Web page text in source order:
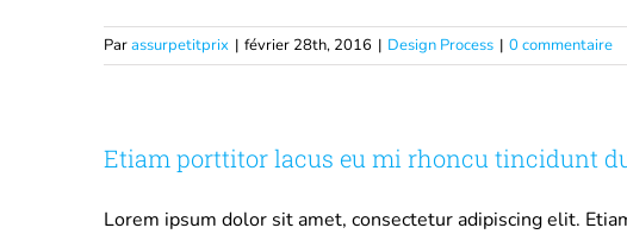
Parassurpetitprix | février 28th, 2016 | Design Process | 0 commentaire
Etiam porttitor lacus eu mi rhoncu tincidunt
Lorem ipsum dolor sit amet, consectetur adipiscing elit.